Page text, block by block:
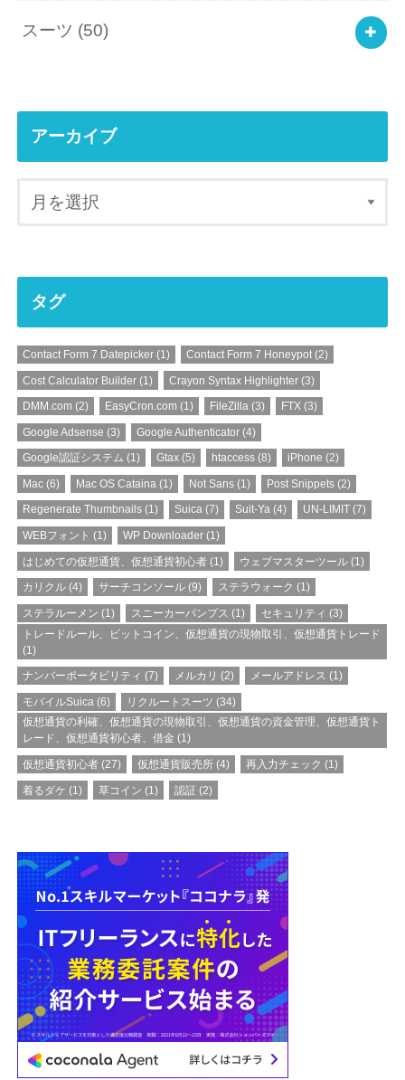
スーツ (50)
アーカイブ
タグ
Contact Form 7 Datepicker(1) Contact Form 7 Honeypot(2)
Cost Calculator Builder(1) Crayon Syntax Highlighter(3)
DMM.com (2) EasyCron.com (1) FileZilla (3) FTX (3)
Google Adsense (3) Google Authenticator(4)
Google認証システム (1) Gtax(5) htaccess (8) iPhone (2)
Mac(6) Mac OS Cataina(1) Not Sans (1) Post Snippets (2)
Regenerate Thumbnails(1) Suica(7) Suit-Ya (4) UN-LIMIT (7)
WEBフォント (1) WP Downloader(1)
はじめての仮想通貨、仮想通貨初心者(1) ウェブマスターツール(1)
カリクル(4) サーチコンソール(9) ステラウォーク (1)
ステラルーメン (1) スニーカーパンプス (1) セキュリティ (3)
トレードルール、ビットコイン、仮想通貨の現物取引、仮想通貨トレード
(1)
ナンバーポータビリティ (7) メルカリ (2) メールアドレス (1)
モバイルSuica (6) リクルートスーツ (34)
仮想通貨の利確、仮想通貨の現物取引、仮想通貨の資金管理、仮想通貨ト
レード、仮想通貨初心者、借金 (1)
仮想通貨初心者(27) 仮想通貨販売所(4) 再入力チェック (1)
着るダケ (1) 草コイン (1) 認証 (2)